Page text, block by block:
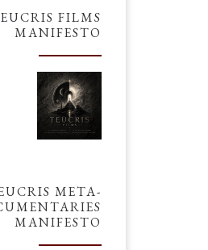
FILMS
MANIFESTO
META-
MANIFESTO